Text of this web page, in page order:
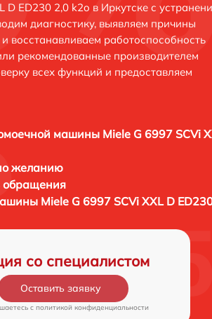
ED230 2,0 k2o в Иркутске с
диагностику, выявляем причины
восстанавливаем работоспособность
рекомендованные производителем
всех функций и предоставляем
машины Miele G 6997 SCVi
желанию
обращения
Miele G 6997 SCVi XXL D
со специалистом
Оставить заявку
c политикой конфиденциальности